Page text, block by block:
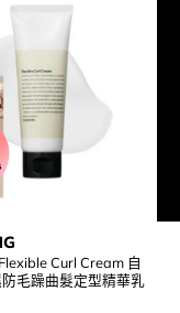
Curl Cream 自
毛躁曲髮定型精華乳